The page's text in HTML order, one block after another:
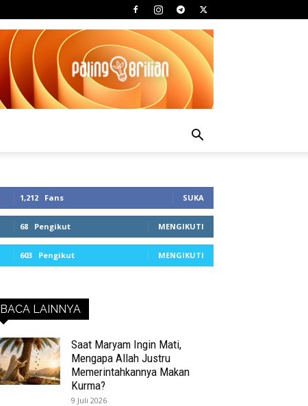
1,212 Fans SUKA
68 Pengikut MENGIKUTI
603 Pengikut MENGIKUTI
BACA LAINNYA
Saat Maryam Ingin Mati,
Mengapa Allah Justru
Memerintahkannya Makan
Kurma?
9 Juli 2026